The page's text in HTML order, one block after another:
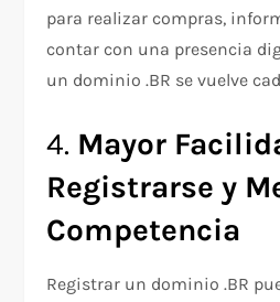
para realizar compras,
contar con una presencia
un dominio .BR se vuelve
4. Mayor
Registrarse y
Competencia
Registrar un dominio .BR